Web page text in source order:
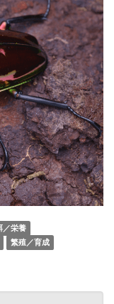
／栄養
繁殖／育成